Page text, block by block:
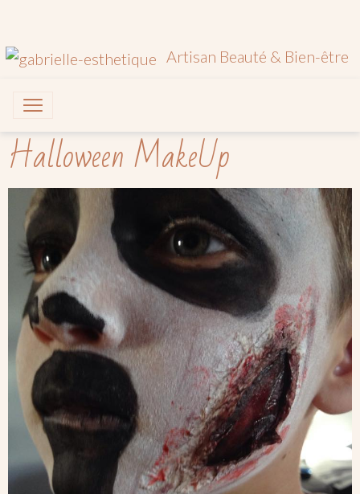
Artisan Beauté & Bien-être
Halloween MakeUp